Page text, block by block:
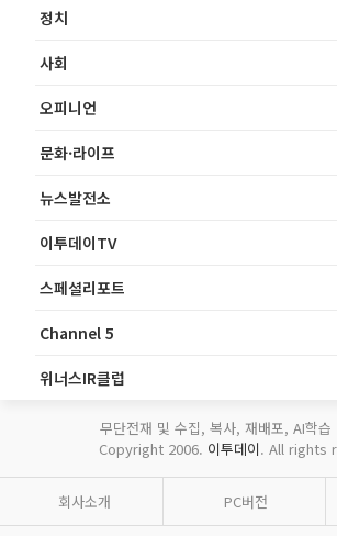
정치
사회
오피니언
문화·라이프
뉴스발전소
이투데이TV
스페셜리포트
Channel 5
위너스IR클럽
무단전재 및 수집, 복사, 재배포, AI학습
Copyright 2006. 이투데이. All rights
회사소개 PC버전